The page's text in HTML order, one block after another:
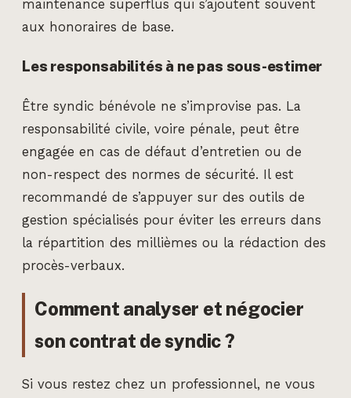
maintenance superflus qui s’ajoutent souvent
aux honoraires de base.
Les responsabilités à ne pas sous-estimer
Être syndic bénévole ne s’improvise pas. La
responsabilité civile, voire pénale, peut être
engagée en cas de défaut d’entretien ou de
non-respect des normes de sécurité. Il est
recommandé de s’appuyer sur des outils de
gestion spécialisés pour éviter les erreurs dans
la répartition des millièmes ou la rédaction des
procès-verbaux.
Comment analyser et négocier
son contrat de syndic ?
Si vous restez chez un professionnel, ne vous